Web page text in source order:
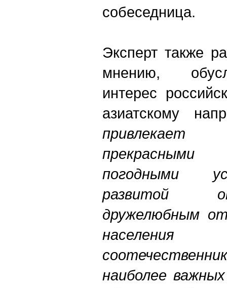
собеседница.
Эксперт также
мнению,
интерес
азиатскому
привлекает
погодными
развитой
дружелюбным
наиболее